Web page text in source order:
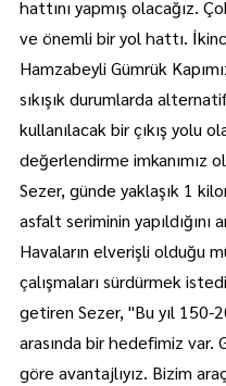
hattını yapmış olacağız.
ve önemli bir yol hattı.
Hamzabeyli Gümrük
sıkışık durumlarda
kullanılacak bir çıkış yolu
değerlendirme imkanımız
Sezer, günde yaklaşık 1
asfalt seriminin yapıldığını
Havaların elverişli olduğu
çalışmaları sürdürmek
getiren Sezer, "Bu yıl 150-
arasında bir hedefimiz var.
göre avantajlıyız. Bizim